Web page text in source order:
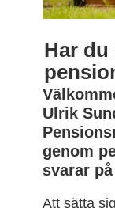
Har du
Ulrik
genom
svarar
Att sätta